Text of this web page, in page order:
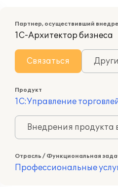
Партнер, осуществивший
1С-Архитектор бизнеса
Связаться
Продукт
1С:Управление
Внедрения продукта
Отрасль / Функциональная
Профессиональные